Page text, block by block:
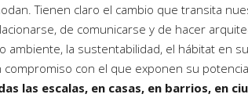
Tienen claro el cambio que transita
de comunicarse y de hacer
ambiente, la sustentabilidad, el hábitat en
compromiso con el que exponen su
las escalas, en casas, en barrios, en